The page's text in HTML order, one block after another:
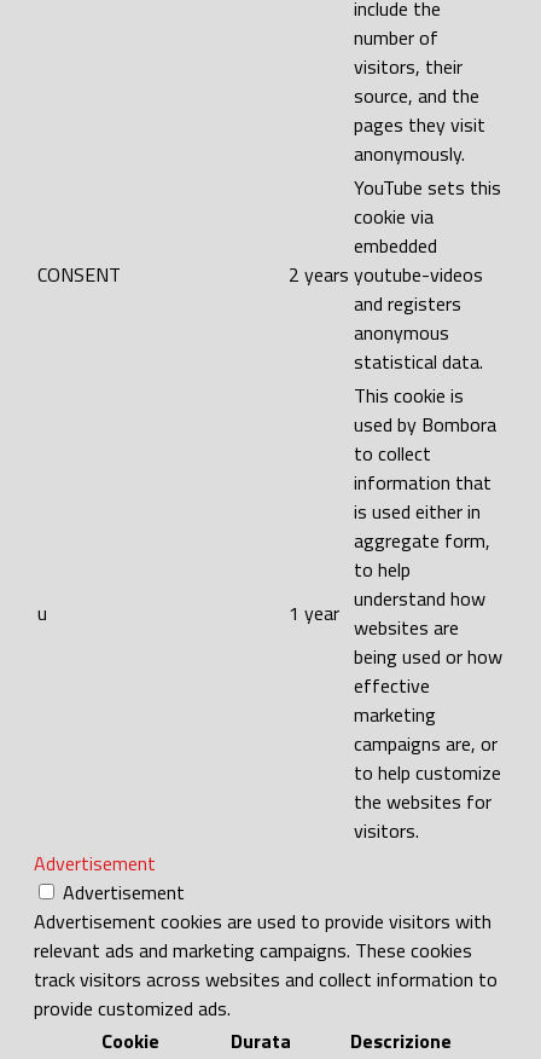
include the
number of
visitors, their
source, and the
pages they visit
anonymously.
CONSENT 2 years
YouTube sets this
cookie via
embedded
youtube-videos
and registers
anonymous
statistical data.
u 1 year
This cookie is
used by Bombora
to collect
information that
is used either in
aggregate form,
to help
understand how
websites are
being used or how
effective
marketing
campaigns are, or
to help customize
the websites for
visitors.
Advertisement
Advertisement
Advertisement cookies are used to provide visitors with
relevant ads and marketing campaigns. These cookies
track visitors across websites and collect information to
provide customized ads.
Cookie
Durata Descrizione